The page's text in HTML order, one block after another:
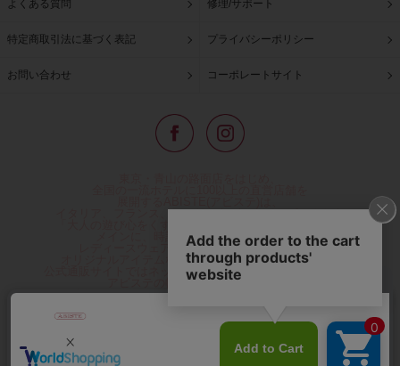
よくある質問 修理/サポート
特定商取引法に基づく表記 プライバシーポリシー
お問い合わせ コーポレートサイト
イタリア、フランス、アメリカなどからインポートした
メインに、時計、バッグ、財布、小物、
レディースウェアや、ここでしか手に入らない
オリジナルアイテムなどを幅広くご用意しています。
公式通販サイトではネックレスやイヤリングをはじめとする
アビステの幅広い商品を取り揃え、
人気ランキングやテレビなどメディア着用商品、
などのサービスをご提供。
心躍るインポートアクセサリーや時計、小物などで、
お客様の日常をほんの少し豊かにし、